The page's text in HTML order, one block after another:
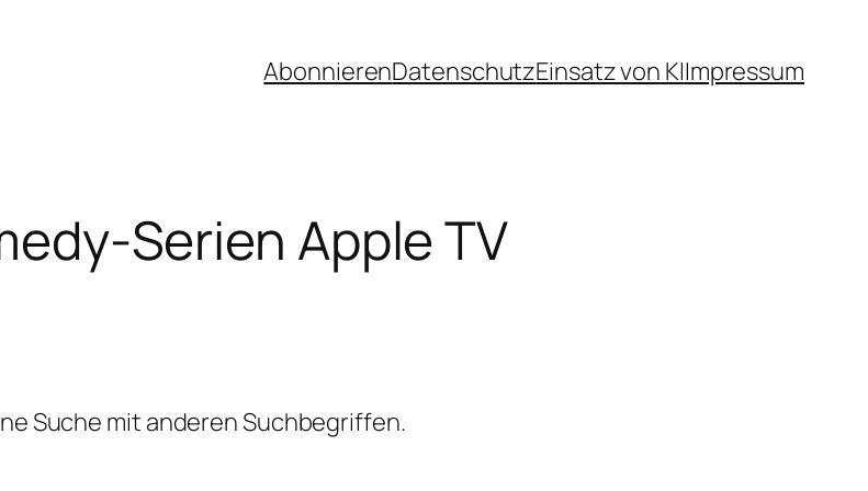
AbonnierenDatenschutzEinsatz von KIImpressum
Serien Apple TV
Suche mit anderen Suchbegriffen.